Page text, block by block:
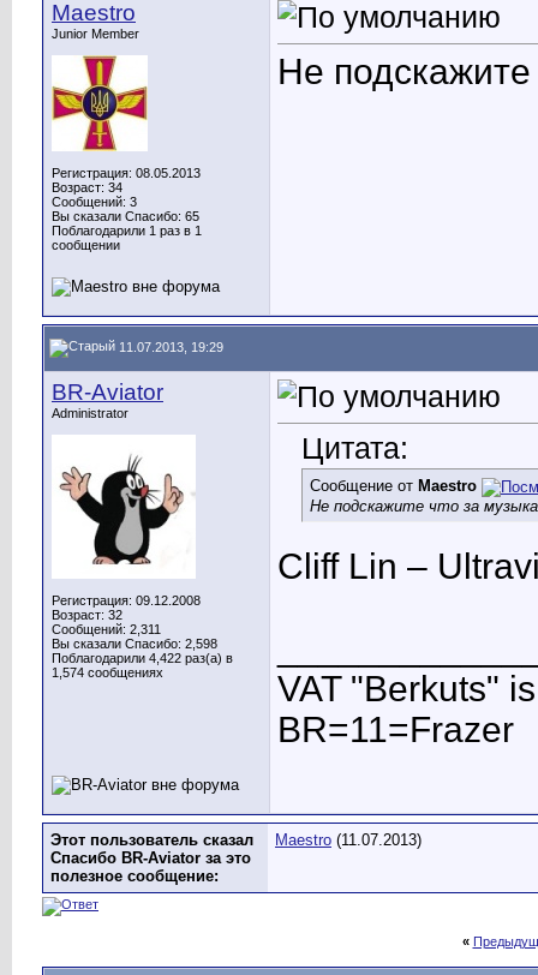
Maestro
Junior Member
Регистрация: 08.05.2013
Возраст: 34
Сообщений: 3
Вы сказали Спасибо: 65
Поблагодарили 1 раз в 1
сообщении
Не
11.07.2013, 19:29
BR-Aviator
Administrator
Регистрация: 09.12.2008
Возраст: 32
Сообщений: 2,311
Вы сказали Спасибо: 2,598
Поблагодарили 4,422 раз(а) в
1,574 сообщениях
Цитата:
Сообщение от Maestro
Не подскажите что за музыка
Cliff Lin –
VAT "Berkuts"
BR=11=Frazer
Этот пользователь сказал
Спасибо BR-Aviator за это
полезное сообщение:
Maestro (11.07.2013)
«